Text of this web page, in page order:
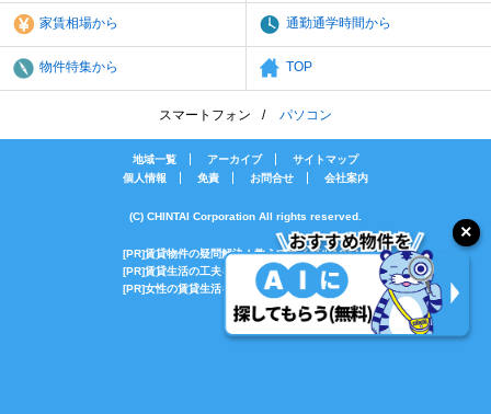
家賃相場から 通勤通学時間から
物件特集から TOP
スマートフォン パソコン
地域一覧 アーカイブ
サイトマップ
個人情報
免責 お問合せ 会社案内
(C) CHINTAI Corporation All rights reserved.
[PR]賃貸物件の疑問解決！教えてエイブルAGENT
[PR]賃貸生活の工夫を紹介！CHINTAI情報局
[PR]女性の賃貸生活を応援！Woman.CHINTAI